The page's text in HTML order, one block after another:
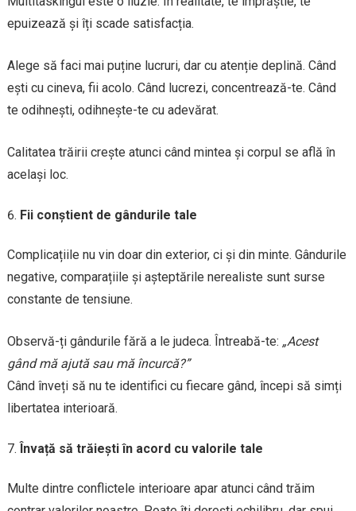
epuizează și îți scade satisfacția.
Alege să faci mai puține lucruri, dar cu atenție deplină. Când
ești cu cineva, fii acolo. Când lucrezi, concentrează-te. Când
te odihnești, odihnește-te cu adevărat.
Calitatea trăirii crește atunci când mintea și corpul se află în
același loc.
Fii conștient de gândurile tale
Complicațiile nu vin doar din exterior, ci și din minte. Gândurile
negative, comparațiile și așteptările nerealiste sunt surse
constante de tensiune.
Observă-ți gândurile fără a le judeca. Întreabă-te: „Acest
gând mă ajută sau mă încurcă?”
Când înveți să nu te identifici cu fiecare gând, începi să simți
libertatea interioară.
Învață să trăiești în acord cu valorile tale
Multe dintre conflictele interioare apar atunci când trăim